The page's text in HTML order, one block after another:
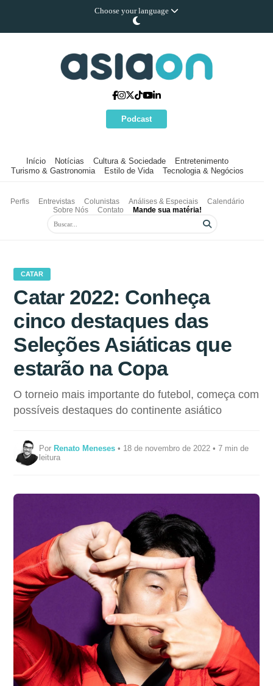
Choose your language
Podcast
Início Notícias Cultura & Sociedade
Entretenimento
Turismo & Gastronomia
Estilo de Vida Tecnologia & Negócios
Perfis Entrevistas Colunistas Análises & Especiais
Calendário
Sobre Nós
Contato Mande sua matéria!
CATAR
Catar 2022: Conheça
cinco destaques das
Seleções Asiáticas que
estarão na Copa
O torneio mais importante do futebol, começa com
possíveis destaques do continente asiático
Por Renato Meneses • 18 de novembro de 2022 • 7 min de
leitura